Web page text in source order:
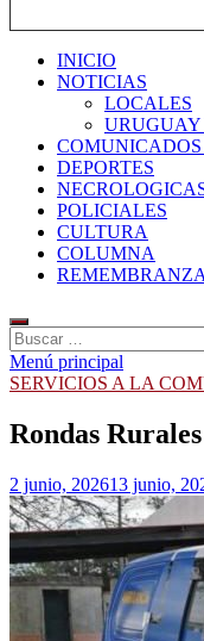
INICIO
NOTICIAS
LOCALES
URUGUAY
DEPORTES
POLICIALES
CULTURA
COLUMNA
Buscar:
Menú principal
SERVICIOS A LA
Rondas
2 junio, 202613 junio,